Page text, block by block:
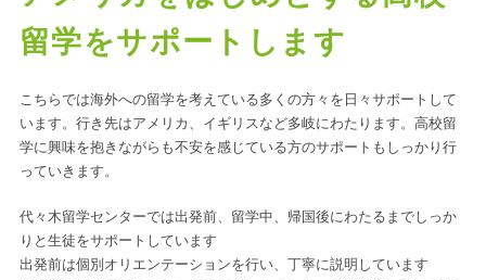
留学をサポートします
こちらでは海外への留学を考えている多くの方々を日々サポートして
います。行き先はアメリカ、イギリスなど多岐にわたります。高校留
学に興味を抱きながらも不安を感じている方のサポートもしっかり行
っていきます。
代々木留学センターでは出発前、留学中、帰国後にわたるまでしっか
りと生徒をサポートしています
出発前は個別オリエンテーションを行い、丁寧に説明しています